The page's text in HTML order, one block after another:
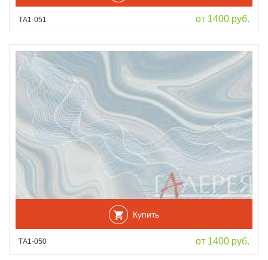
ТА1-051 от 1400 руб.
Купить
ТА1-050 от 1400 руб.